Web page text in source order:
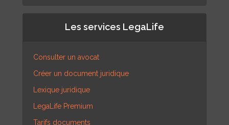
Les services LegaLife
Consulter un avocat
Créer un document juridique
Lexique juridique
LegaLife Premium
Tarifs documents